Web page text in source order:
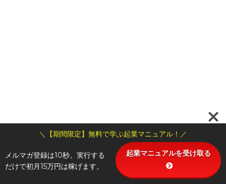
＼【期間限定】無料で学ぶ起業マニュアル！／
メルマガ登録は10秒。実行する
だけで初月15万円は稼げます。
起業マニュアルを受け取る